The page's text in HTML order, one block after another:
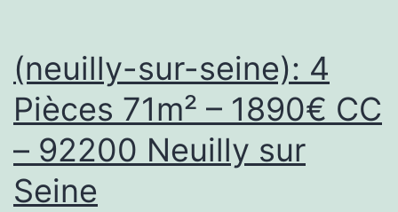
VLOG
Travel
Itinerary
(neuilly-sur-seine): 4
Pièces 71m² – 1890€ CC
– 92200 Neuilly sur
Seine